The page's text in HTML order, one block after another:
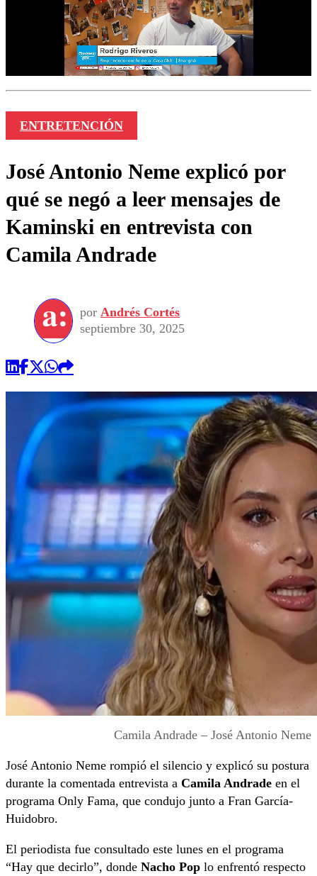
ENTRETENCIÓN
José Antonio Neme explicó por
qué se negó a leer mensajes de
Kaminski en entrevista con
Camila Andrade
por Andrés Cortés
septiembre 30, 2025
Camila Andrade – José Antonio Neme
José Antonio Neme rompió el silencio y explicó su postura
durante la comentada entrevista a Camila Andrade en el
programa Only Fama, que condujo junto a Fran García-
Huidobro.
El periodista fue consultado este lunes en el programa
“Hay que decirlo”, donde Nacho Pop lo enfrentó respecto